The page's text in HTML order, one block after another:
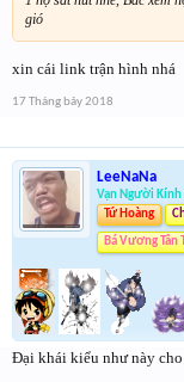
gió
xin cái link trận hình nhá
17 Tháng bảy 2018
LeeNaNa
Vạn Người Kính
Tứ Hoàng
Bá Vương Tân
Đại khái kiểu như này